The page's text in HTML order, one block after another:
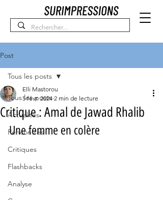
Post
Tous les posts
Actualités
Rencontres
Critiques
Flashbacks
Analyse
Tous les posts
Critique : Amal de Jawad Rhalib
Elli Mastorou
5 févr. 2024 2 min de lecture
Une femme en colère